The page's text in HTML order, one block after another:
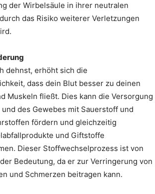
der Wirbelsäule in ihrer neutralen
das Risiko weiterer Verletzungen
dehnst, erhöht sich die
dass dein Blut besser zu deinen
Muskeln fließt. Dies kann die Versorgung
des Gewebes mit Sauerstoff und
fördern und gleichzeitig
und Giftstoffe
Dieser Stoffwechselprozess ist von
Bedeutung, da er zur Verringerung von
und Schmerzen beitragen kann.